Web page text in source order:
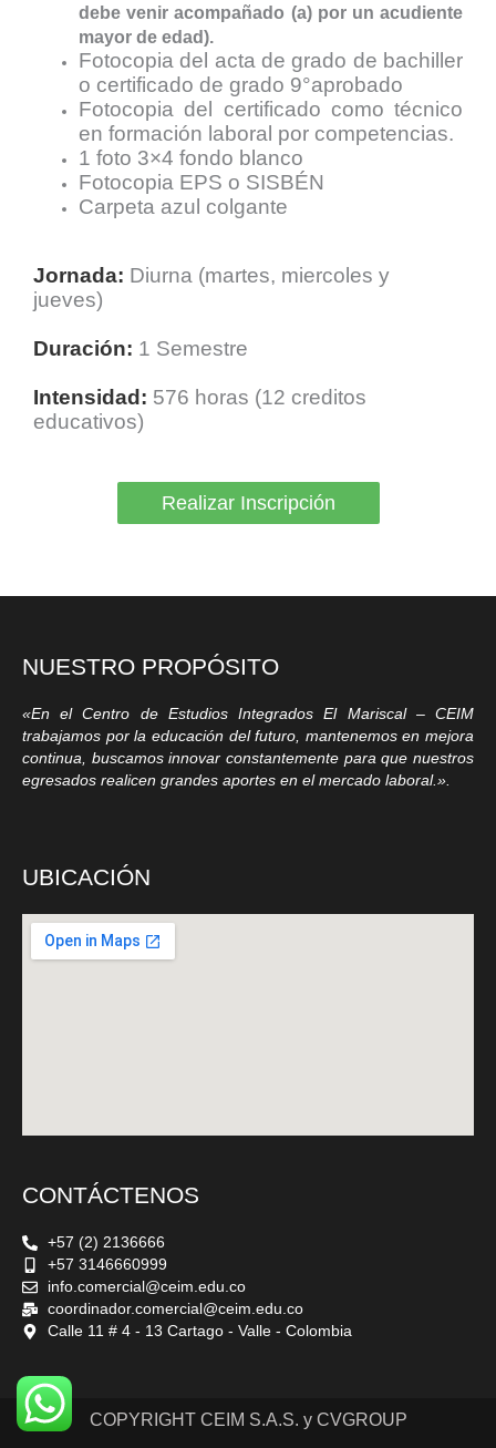
debe venir acompañado (a) por un acudiente
mayor de edad).
Fotocopia del acta de grado de bachiller
o certificado de grado 9°aprobado
Fotocopia del certificado como técnico
en formación laboral por competencias.
1 foto 3×4 fondo blanco
Fotocopia EPS o SISBÉN
Carpeta azul colgante
Jornada: Diurna (martes, miercoles y
jueves)
Duración: 1 Semestre
Intensidad: 576 horas (12 creditos
educativos)
Realizar Inscripción
NUESTRO PROPÓSITO
«En el Centro de Estudios Integrados El Mariscal – CEIM
trabajamos por la educación del futuro, mantenemos en mejora
continua, buscamos innovar constantemente para que nuestros
egresados realicen grandes aportes en el mercado laboral.».
UBICACIÓN
CONTÁCTENOS
+57 (2) 2136666
+57 3146660999
info.comercial@ceim.edu.co
coordinador.comercial@ceim.edu.co
Calle 11 # 4 - 13 Cartago - Valle - Colombia
COPYRIGHT CEIM S.A.S. y CVGROUP